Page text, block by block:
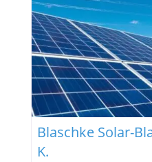
Energielösungen für
dabei höchste
Kompetente Beratung
Blaschke Solar-
K.